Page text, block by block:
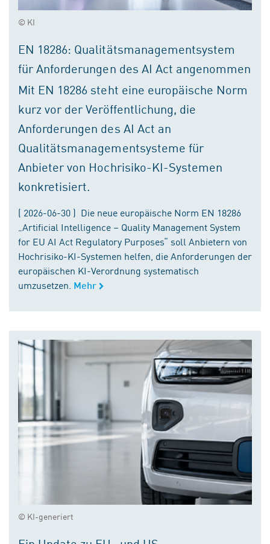
© KI
EN 18286: Qualitätsmanagementsystem
für Anforderungen des AI Act angenommen
Mit EN 18286 steht eine europäische Norm
kurz vor der Veröffentlichung, die
Anforderungen des AI Act an
Qualitätsmanagementsysteme für
Anbieter von Hochrisiko-KI-Systemen
konkretisiert.
( 2026-06-30 ) Die neue europäische Norm EN 18286
„Artificial Intelligence – Quality Management System
for EU AI Act Regulatory Purposes“ soll Anbietern von
Hochrisiko-KI-Systemen helfen, die Anforderungen der
europäischen KI-Verordnung systematisch
umzusetzen. Mehr
© KI-generiert